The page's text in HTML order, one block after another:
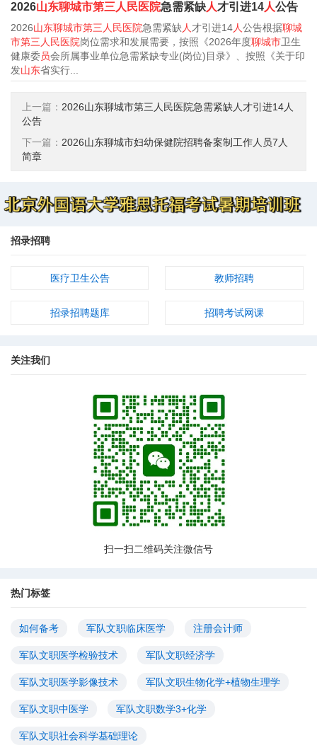
2026山东聊城市第三人民医院急需紧缺人才引进14人公告
2026山东聊城市第三人民医院急需紧缺人才引进14人公告根据聊城
市第三人民医院岗位需求和发展需要，按照《2026年度聊城市卫生
健康委员会所属事业单位急需紧缺专业(岗位)目录》、按照《关于印
发山东省实行...
上一篇： 2026山东聊城市第三人民医院急需紧缺人才引进14人
公告
下一篇： 2026山东聊城市妇幼保健院招聘备案制工作人员7人
简章
招录招聘
医疗卫生公告 教师招聘
招录招聘题库 招聘考试网课
关注我们
扫一扫二维码关注微信号
热门标签
如何备考 军队文职临床医学 注册会计师
军队文职医学检验技术 军队文职经济学
军队文职医学影像技术 军队文职生物化学+植物生理学
军队文职中医学 军队文职数学3+化学
军队文职社会科学基础理论